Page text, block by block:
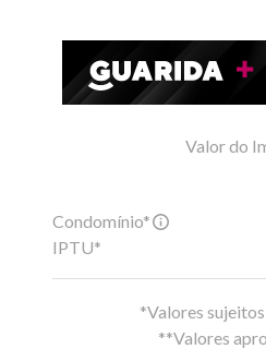
Valor do
Condomínio*
IPTU*
*Valores
**Valores